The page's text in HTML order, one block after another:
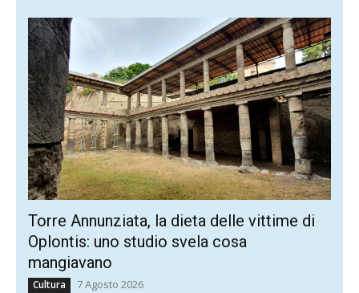
Torre Annunziata, la dieta delle vittime di
Oplontis: uno studio svela cosa
mangiavano
Cultura 7 Agosto 2026